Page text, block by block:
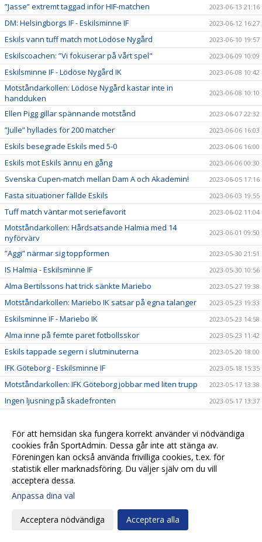
”Jasse” extremt taggad inför HIF-matchen 2023-06-13 21:16
DM: Helsingborgs IF - Eskilsminne IF 2023-06-12 16:27
Eskils vann tuff match mot Lödöse Nygård 2023-06-10 19:57
Eskilscoachen: ”Vi fokuserar på vårt spel" 2023-06-09 10:09
Eskilsminne IF - Lödöse Nygård IK 2023-06-08 10:42
Motståndarkollen: Lödöse Nygård kastar inte in
handduken
2023-06-08 10:10
Ellen Pigg gillar spännande motstånd 2023-06-07 22:32
”Julle” hyllades för 200 matcher 2023-06-06 16:03
Eskils besegrade Eskils med 5-0 2023-06-06 16:00
Eskils mot Eskils ännu en gång 2023-06-06 00:30
Svenska Cupen-match mellan Dam A och Akademin! 2023-06-05 17:16
Fasta situationer fällde Eskils 2023-06-03 19:55
Tuff match väntar mot seriefavorit 2023-06-02 11:04
Motståndarkollen: Hårdsatsande Halmia med 14
nyförvärv
2023-06-01 09:50
”Aggi” närmar sig toppformen 2023-05-30 21:51
IS Halmia - Eskilsminne IF 2023-05-30 10:56
Alma Bertilssons hat trick sänkte Mariebo 2023-05-27 19:38
Motståndarkollen: Mariebo IK satsar på egna talanger 2023-05-23 19:33
Eskilsminne IF - Mariebo IK 2023-05-23 14:58
Alma inne på femte paret fotbollsskor 2023-05-23 11:42
Eskils tappade segern i slutminuterna 2023-05-20 18:00
IFK Göteborg - Eskilsminne IF 2023-05-18 15:35
Motståndarkollen: IFK Göteborg jobbar med liten trupp 2023-05-17 13:38
Ingen ljusning på skadefronten 2023-05-17 13:37
Kämpamatch när Eskils kryssade 2023-05-14 18:02
Eskilscoachen: ”Bra tillfälle studsa tillbaka" 2023-05-12 09:30
Dags för ”Tjejdagen" på söndag 2023-05-12 00:53
Motståndarkollen: Rosengårdscoachen gillar
Eskilsderbyna
Ellen Roslund ser fram emot Rosengårdsmatchen
Välkomna till Eskils Tjejdag!
För att hemsidan ska fungera korrekt använder vi nödvändiga
cookies från SportAdmin. Dessa går inte att stänga av.
Föreningen kan också använda frivilliga cookies, t.ex. för
statistik eller marknadsföring. Du väljer själv om du vill
acceptera dessa.
Anpassa dina val
Acceptera nödvändiga Acceptera alla